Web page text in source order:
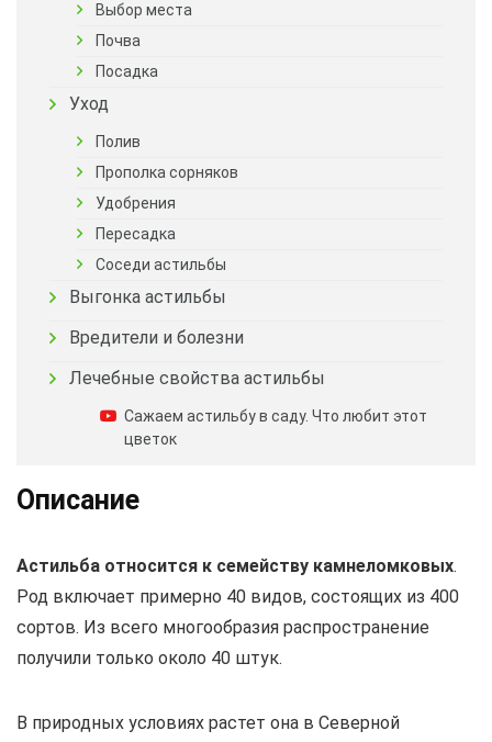
Выбор места
Почва
Посадка
Уход
Полив
Прополка сорняков
Удобрения
Пересадка
Соседи астильбы
Выгонка астильбы
Вредители и болезни
Лечебные свойства астильбы
Сажаем астильбу в саду. Что любит этот
цветок
Описание
Астильба относится к семейству камнеломковых.
Род включает примерно 40 видов, состоящих из 400
сортов. Из всего многообразия распространение
получили только около 40 штук.
В природных условиях растет она в Северной